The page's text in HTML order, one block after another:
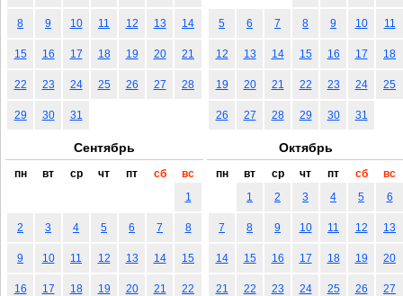
8 9 10 11 12 13 14
15 16 17 18 19 20 21
22 23 24 25 26 27 28
29 30 31
5 6 7 8 9 10 11
12 13 14 15 16 17 18
19 20 21 22 23 24 25
26 27 28 29 30 31
Сентябрь
пн вт ср чт пт сб
вс
1
2 3 4 5 6 7 8
9 10 11 12 13 14 15
16 17 18 19 20 21 22
Октябрь
пн вт ср чт пт сб
вс
1
2 3 4 5 6
7 8 9 10 11 12 13
14 15 16 17 18 19 20
21 22 23 24 25 26 27